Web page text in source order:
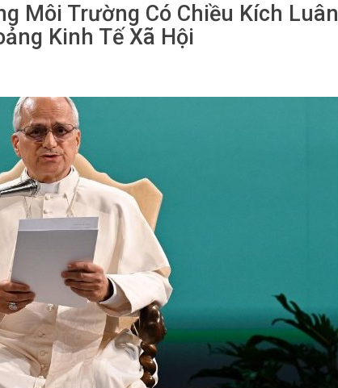
Môi Trường Có Chiều Kích Luân
Kinh Tế Xã Hội